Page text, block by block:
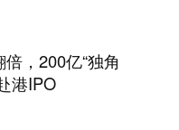
，200亿“独角
港IPO